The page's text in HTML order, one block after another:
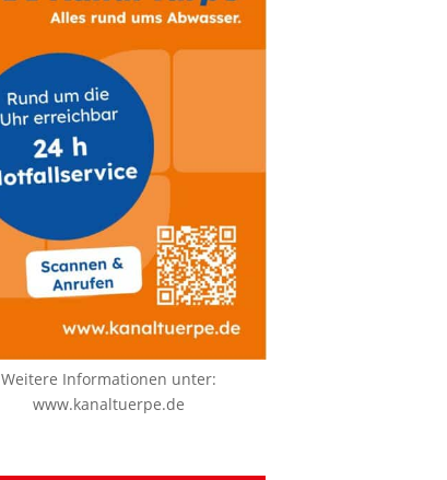
Weitere Informationen unter:
www.kanaltuerpe.de